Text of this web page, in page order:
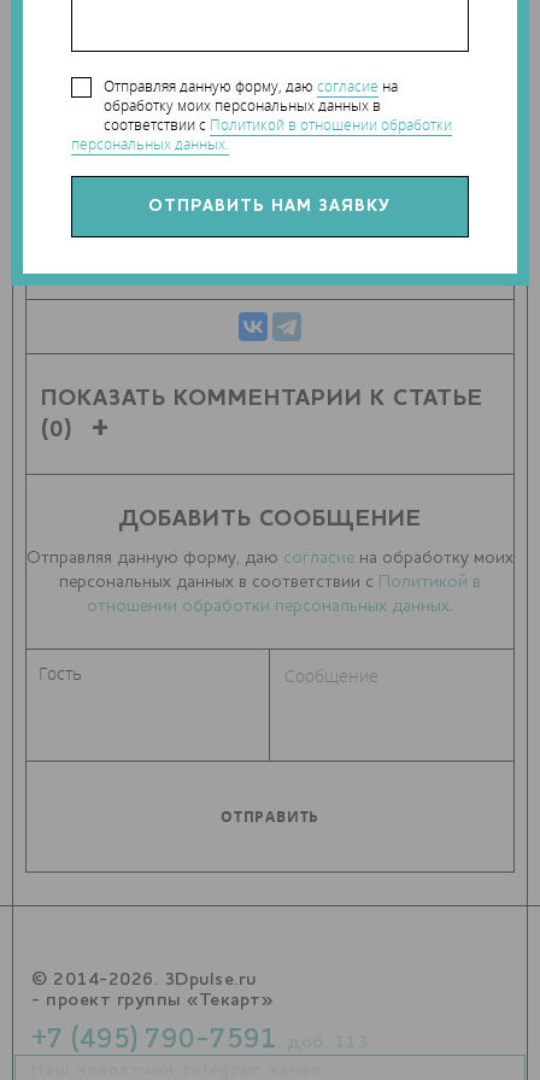
Отправляя данную форму, даюсогласие на
обработку моих персональных данных в
соответствии с Политикой в отношении обработки
персональных данных.
Наши новости в telegram канале:
t.me/Techart_CaseStudy
ПОДЕЛИТЬСЯ СТАТЬЕЙ С ДРУЗЬЯМИ
ПОКАЗАТЬ КОММЕНТАРИИ К СТАТЬЕ
(0)
ДОБАВИТЬ СООБЩЕНИЕ
Отправляя данную форму, даю согласие на обработку моих
персональных данных в соответствии с
Политикой в
отношении обработки персональных данных.
© 2014-2026. 3Dpulse.ru
- проект группы «Текарт»
+7 (495) 790-7591